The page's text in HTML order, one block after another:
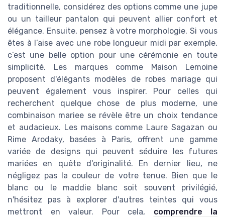
traditionnelle, considérez des options comme une jupe
ou un tailleur pantalon qui peuvent allier confort et
élégance. Ensuite, pensez à votre morphologie. Si vous
êtes à l’aise avec une robe longueur midi par exemple,
c’est une belle option pour une cérémonie en toute
simplicité. Les marques comme Maison Lemoine
proposent d'élégants modèles de robes mariage qui
peuvent également vous inspirer. Pour celles qui
recherchent quelque chose de plus moderne, une
combinaison mariee se révèle être un choix tendance
et audacieux. Les maisons comme Laure Sagazan ou
Rime Arodaky, basées à Paris, offrent une gamme
variée de designs qui peuvent séduire les futures
mariées en quête d'originalité. En dernier lieu, ne
négligez pas la couleur de votre tenue. Bien que le
blanc ou le maddie blanc soit souvent privilégié,
n'hésitez pas à explorer d'autres teintes qui vous
mettront en valeur. Pour cela, comprendre la